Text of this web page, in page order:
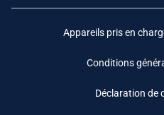
Appareils pris en
Conditions
Déclaration de